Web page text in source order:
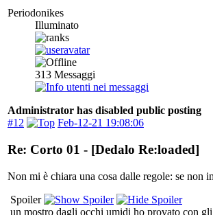
Periodonikes
Illuminato
313 Messaggi
Administrator has disabled public posting
#12
Feb-12-21 19:08:06
Re: Corto 01 - [Dedalo Re:loaded]
Non mi è chiara una cosa dalle regole: se non
Spoiler
un mostro dagli occhi umidi ho provato con